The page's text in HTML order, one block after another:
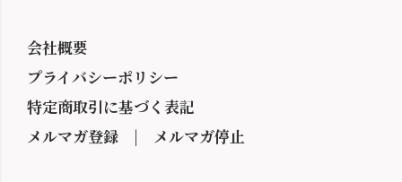
会社概要
プライバシーポリシー
特定商取引に基づく表記
メルマガ登録 | メルマガ停止